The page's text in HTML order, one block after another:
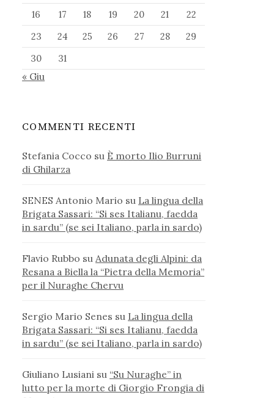
16
17 18 19 20 21
22
23
24 25 26 27 28
29
30
31
« Giu
COMMENTI RECENTI
Stefania Cocco su È morto Ilio Burruni
di Ghilarza
SENES Antonio Mario su La lingua della
Brigata Sassari: “Si ses Italianu, faedda
in sardu” (se sei Italiano, parla in sardo)
Flavio Rubbo su Adunata degli Alpini: da
Resana a Biella la “Pietra della Memoria”
per il Nuraghe Chervu
Sergio Mario Senes su La lingua della
Brigata Sassari: “Si ses Italianu, faedda
in sardu” (se sei Italiano, parla in sardo)
Giuliano Lusiani su “Su Nuraghe” in
lutto per la morte di Giorgio Frongia di